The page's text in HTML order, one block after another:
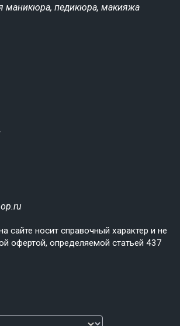
маникюра, педикюра, макияжа
сайте носит справочный характер и не
офертой, определяемой статьей 437